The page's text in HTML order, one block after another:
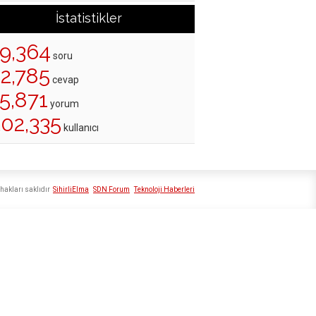
İstatistikler
soru
cevap
yorum
kullanıcı
SihirliElma SDN Forum Teknoloji Haberleri
saklıdır